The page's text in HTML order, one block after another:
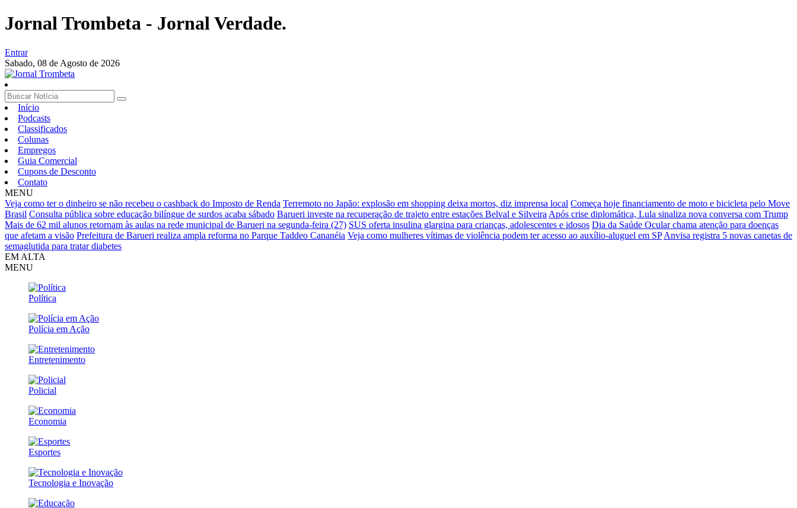
Jornal Trombeta - Jornal Verdade.
Entrar
Sabado, 08 de Agosto de 2026
Início
Podcasts
Classificados
Colunas
Empregos
Guia Comercial
Cupons de Desconto
Contato
MENU
Veja como ter o dinheiro se não recebeu o cashback do Imposto de Renda Terremoto no Japão: explosão em shopping deixa mortos, diz imprensa local Começa hoje financiamento de moto e bicicleta pelo Move
Brasil Consulta pública sobre educação bilíngue de surdos acaba sábado Barueri investe na recuperação de trajeto entre estações Belval e Silveira Após crise diplomática, Lula sinaliza nova conversa com Trump
Mais de 62 mil alunos retornam às aulas na rede municipal de Barueri na segunda-feira (27) SUS oferta insulina glargina para crianças, adolescentes e idosos Dia da Saúde Ocular chama atenção para doenças
que afetam a visão Prefeitura de Barueri realiza ampla reforma no Parque Taddeo Cananéia Veja como mulheres vítimas de violência podem ter acesso ao auxílio-aluguel em SP Anvisa registra 5 novas canetas de
semaglutida para tratar diabetes
EM ALTA
MENU
Política
Polícia em Ação
Entretenimento
Policial
Economia
Esportes
Tecnologia e Inovação